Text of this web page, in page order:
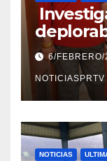
el
en
6/
NOTICIASPRTV
NOTICIAS